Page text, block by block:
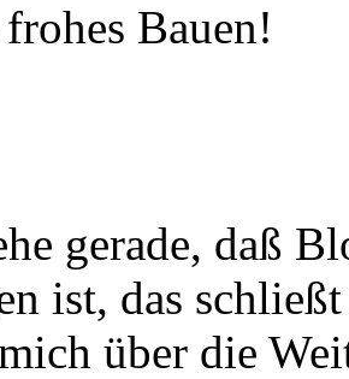
Bauen!
gerade, daß
ist, das
über die